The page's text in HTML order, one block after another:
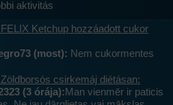
aktivitás
Ketchup hozzáadott cukor
(most): Nem cukormentes
csirkemáj diétásan:
(3 órája):Man vienmēr ir paticis